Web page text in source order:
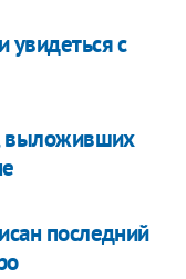
с
выложивших
последний